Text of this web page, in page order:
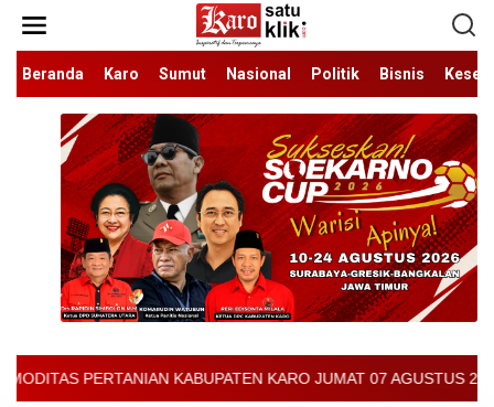
konten
Beranda
Karo Sumut Nasional Politik Bisnis
KABUPATEN KARO JUMAT 07 AGUSTUS 2026 - ARCIS